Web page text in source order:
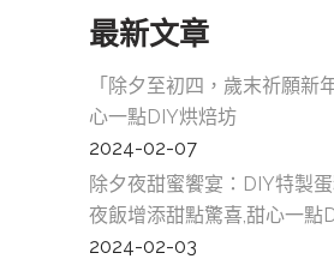
最新文章
「除夕至初四，歲末祈願新
心一點DIY烘焙坊
2024-02-07
除夕夜甜蜜饗宴：DIY特製
夜飯增添甜點驚喜,甜心一點
2024-02-03